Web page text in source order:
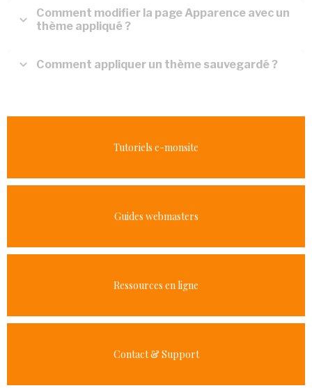
Comment modifier la page Apparence avec un
thème appliqué ?
Comment appliquer un thème sauvegardé ?
Tutoriels e-monsite
Guides webmasters
Ressources en ligne
Contact & Support